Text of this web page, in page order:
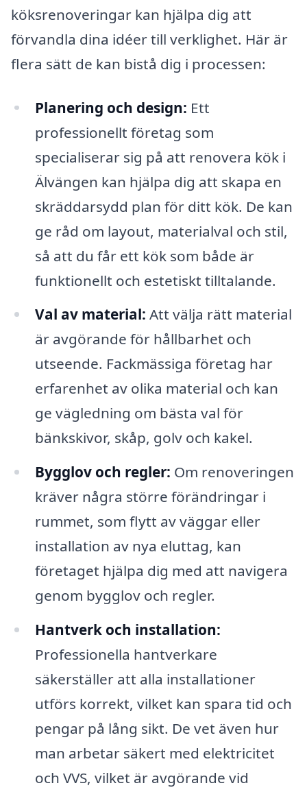
köksrenoveringar kan hjälpa dig att
förvandla dina idéer till verklighet. Här är
flera sätt de kan bistå dig i processen:
Planering och design: Ett
professionellt företag som
specialiserar sig på att renovera kök i
Älvängen kan hjälpa dig att skapa en
skräddarsydd plan för ditt kök. De kan
ge råd om layout, materialval och stil,
så att du får ett kök som både är
funktionellt och estetiskt tilltalande.
Val av material: Att välja rätt material
är avgörande för hållbarhet och
utseende. Fackmässiga företag har
erfarenhet av olika material och kan
ge vägledning om bästa val för
bänkskivor, skåp, golv och kakel.
Bygglov och regler: Om renoveringen
kräver några större förändringar i
rummet, som flytt av väggar eller
installation av nya eluttag, kan
företaget hjälpa dig med att navigera
genom bygglov och regler.
Hantverk och installation:
Professionella hantverkare
säkerställer att alla installationer
utförs korrekt, vilket kan spara tid och
pengar på lång sikt. De vet även hur
man arbetar säkert med elektricitet
och VVS, vilket är avgörande vid